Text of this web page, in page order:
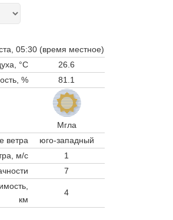
05:30 (время местное)
°C
26.6
%
81.1
Мгла
ветра
юго-западный
м/с
1
7
км
4